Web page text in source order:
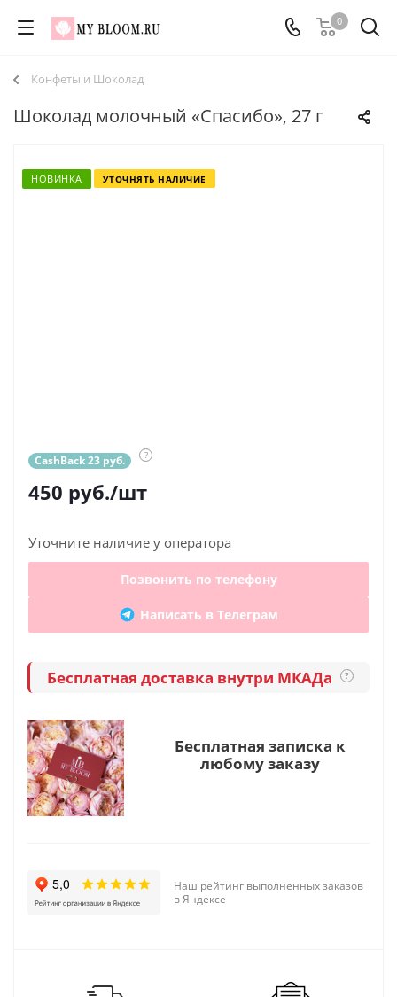
0
Конфеты и Шоколад
Шоколад молочный «Спасибо», 27 г
НОВИНКА УТОЧНЯТЬ НАЛИЧИЕ
CashBack 23 руб. ?
450 руб./шт
Уточните наличие у оператора
Позвонить по телефону
Написать в Телеграм
Бесплатная доставка внутри МКАДа ?
Бесплатная записка к
любому заказу
Наш рейтинг выполненных заказов
в Яндексе